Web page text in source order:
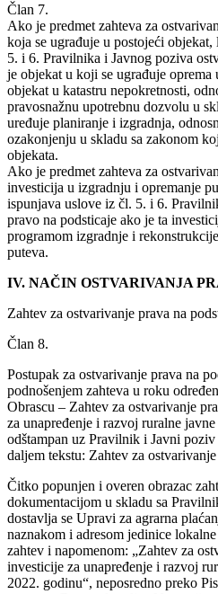
Član 7.
Ako je predmet zahteva za
koja se ugrađuje u postojeći
5. i 6. Pravilnika i Javnog poziva
je objekat u koji se ugrađuje oprema
objekat u katastru nepokretnosti,
pravosnažnu upotrebnu dozvolu u
uređuje planiranje i izgradnja,
ozakonjenju u skladu sa zakonom
objekata.
Ako je predmet zahteva za
investicija u izgradnju i opremanje
ispunjava uslove iz čl. 5. i 6.
pravo na podsticaje ako je ta
programom izgradnje i
puteva.
IV. NAČIN OSTVARIVANJA
Zahtev za ostvarivanje prava na
Član 8.
Postupak za ostvarivanje prava na
podnošenjem zahteva u roku
Obrascu – Zahtev za ostvarivanje
za unapređenje i razvoj ruralne
odštampan uz Pravilnik i Javni
daljem tekstu: Zahtev za
Čitko popunjen i overen obrazac
dokumentacijom u skladu sa
dostavlja se Upravi za agrarna
naznakom i adresom jedinice
zahtev i napomenom: „Zahtev za
investicije za unapređenje i razvoj
2022. godinu“, neposredno preko